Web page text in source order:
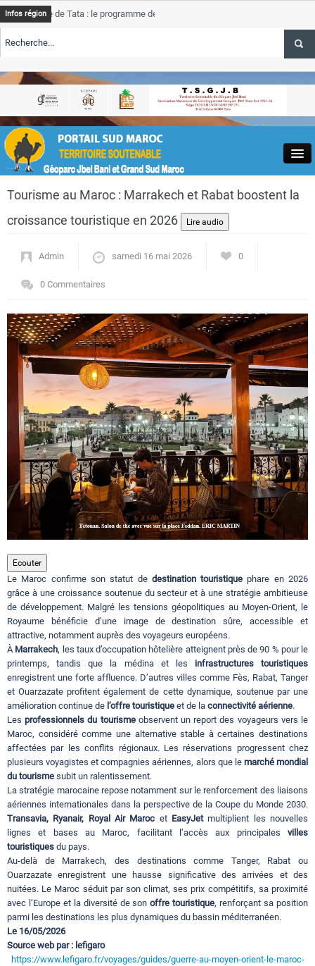
Close
Actualités
Circuits touristiques
Régions
Hotels
Evenements
Contact
Infos région
de Tata : le programme de rehabilitation post-inondations
ALERTE TSGJB Tourisme : l’ONMT renforce l’aerien a Dakhla et
ALERTE TSGJB Tourisme au Maroc : Transavia renforce les vols Paris-
Tourisme au Maroc : Marrakech et Rabat boostent la
croissance touristique en 2026
Admin samedi 16 mai 2026 0
0 Commentaires
Ecouter
Le Maroc confirme son statut de destination touristique phare en 2026
grâce à une croissance soutenue du secteur et à une stratégie ambitieuse
de développement. Malgré les tensions géopolitiques au Moyen-Orient, le
Royaume bénéficie d’une image de destination sûre, accessible et
attractive, notamment auprès des voyageurs européens.
À Marrakech, les taux d’occupation hôtelière atteignent près de 90 % pour le
printemps, tandis que la médina et les infrastructures touristiques
enregistrent une forte affluence. D’autres villes comme Fès, Rabat, Tanger
et Ouarzazate profitent également de cette dynamique, soutenue par une
amélioration continue de l’offre touristique et de la connectivité aérienne.
Lesprofessionnels du tourismeobservent un report des voyageurs vers le
Maroc, considéré comme une alternative stable à certaines destinations
affectées par les conflits régionaux. Les réservations progressent chez
plusieurs voyagistes et compagnies aériennes, alors que le marché mondial
du tourisme subit un ralentissement.
La stratégie marocaine repose notamment sur le renforcement des liaisons
aériennes internationales dans la perspective de la Coupe du Monde 2030.
Transavia, Ryanair, Royal Air Maroc et EasyJetmultiplient les nouvelles
lignes et bases au Maroc, facilitant l’accès aux principales villes
touristiques du pays.
Au-delà de Marrakech, des destinations comme Tanger, Rabat ou
Ouarzazate enregistrent une hausse significative des arrivées et des
nuitées. Le Maroc séduit par son climat, ses prix compétitifs, sa proximité
avec l’Europe et la diversité de sonoffre touristique, renforçant sa position
parmi les destinations les plus dynamiques du bassin méditerranéen.
Le 16/05/2026
Source web par : lefigaro
https://www.lefigaro.fr/voyages/guides/guerre-au-moyen-orient-le-maroc-